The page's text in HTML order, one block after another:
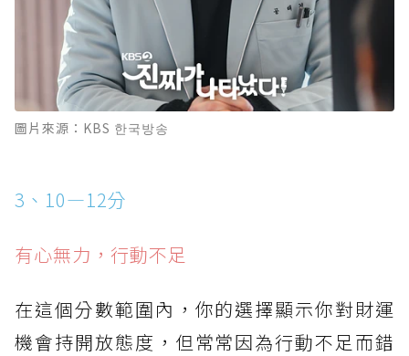
圖片來源：KBS 한국방송
3、10—12分
有心無力，行動不足
在這個分數範圍內，你的選擇顯示你對財運
機會持開放態度，但常常因為行動不足而錯